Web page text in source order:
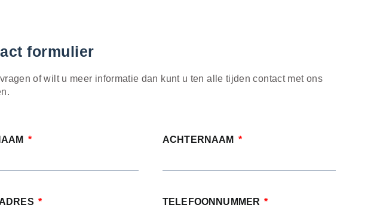
formulier
of wilt u meer informatie dan kunt u ten alle tijden contact met ons
ACHTERNAAM
TELEFOONNUMMER